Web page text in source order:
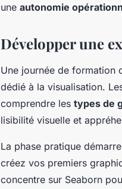
une autonomie
Développer une
Une journée de formation
dédié à la visualisation.
comprendre les types de
lisibilité visuelle et
La phase pratique
créez vos premiers
concentre sur Seaborn